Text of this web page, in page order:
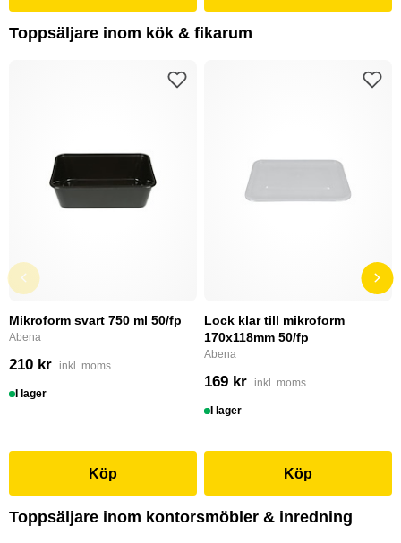
Toppsäljare inom kök & fikarum
Mikroform svart 750 ml 50/fp
Abena
210 kr inkl. moms
I lager
Köp
Lock klar till mikroform
170x118mm 50/fp
Abena
169 kr inkl. moms
I lager
Köp
Toppsäljare inom kontorsmöbler & inredning